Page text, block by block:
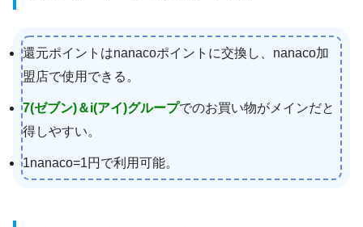
還元ポイントはnanacoポイントに交換し、nanaco加
盟店で使用できる。
7(ゼブン)＆i(アイ)グループでのお買い物がメインだと
得しやすい。
1nanaco=1円で利用可能。